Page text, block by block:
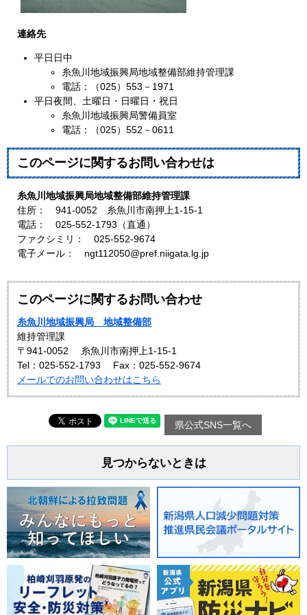
連絡先
平日日中
糸魚川地域振興局地域整備部維持管理課
電話：（025）553－1971
平日夜間、土曜日・日曜日・祝日
糸魚川地域振興局警備員室
電話：（025）552－0611
このページに関するお問い合わせは
糸魚川地域振興局地域整備部維持管理課
住所： 941-0052 糸魚川市南押上1-15-1
電話： 025-552-1793（直通）
ファクシミリ： 025-552-9674
電子メール： ngt112050@pref.niigata.lg.jp
このページに関するお問い合わせ
糸魚川地域振興局 地域整備部
維持管理課
〒941-0052
糸魚川市南押上1-15-1
Tel：025-552-1793
Fax：025-552-9674
メールでのお問い合わせはこちら
県公式SNS一覧へ
見つからないときは